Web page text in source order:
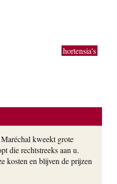
hortensia’s
kweekt grote
die rechtstreeks aan u.
kosten en blijven de prijzen